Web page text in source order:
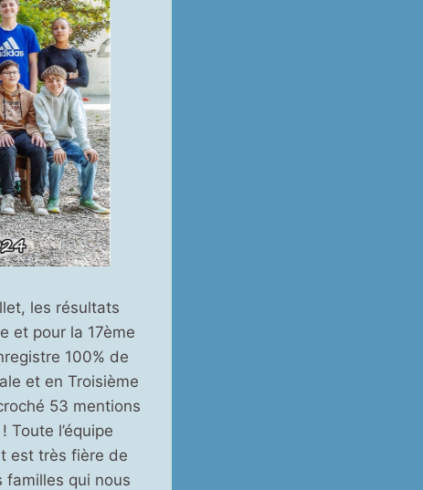
les résultats
et pour la 17ème
100% de
et en Troisième
53 mentions
Toute l’équipe
est très fière de
familles qui nous